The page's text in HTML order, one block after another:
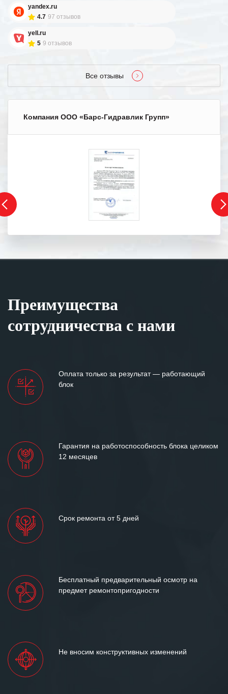
yandex.ru
4.7 97 отзывов
yell.ru
5 9 отзывов
Все отзывы
Компания ООО «Барс-Гидравлик Групп»
Преимущества
сотрудничества с нами
Оплата только за результат — работающий
блок
Гарантия на работоспособность блока целиком
12 месяцев
Срок ремонта от 5 дней
Бесплатный предварительный осмотр на
предмет ремонтопригодности
Не вносим конструктивных изменений